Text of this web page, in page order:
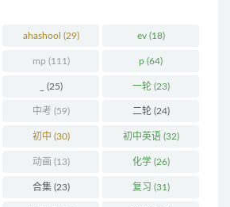
ahashool (29) ev(18)
mp (111) p (64)
(25) 一轮(23)
中考 (59) 二轮(24)
初中 (30) 初中英语(32)
动画 (13) 化学(26)
合集(23) 复习 (31)